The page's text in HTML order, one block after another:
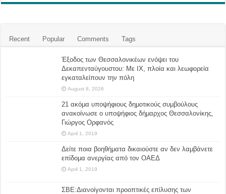
Recent Popular Comments Tags
Έξοδος των Θεσσαλονικέων ενόψει του
Δεκαπενταύγουστου: Με ΙΧ, πλοία και λεωφορεία
εγκαταλείπουν την πόλη
August 8, 2026
21 ακόμα υποψήφιους δημοτικούς συμβούλους
ανακοίνωσε ο υποψήφιος δήμαρχος Θεσσαλονίκης,
Γιώργος Ορφανός
April 1, 2019
Δείτε ποια βοηθήματα δικαιούστε αν δεν λαμβάνετε
επίδομα ανεργίας από τον ΟΑΕΔ
April 1, 2019
ΣΒΕ:Διανοίγονται προοπτικές επίλυσης των